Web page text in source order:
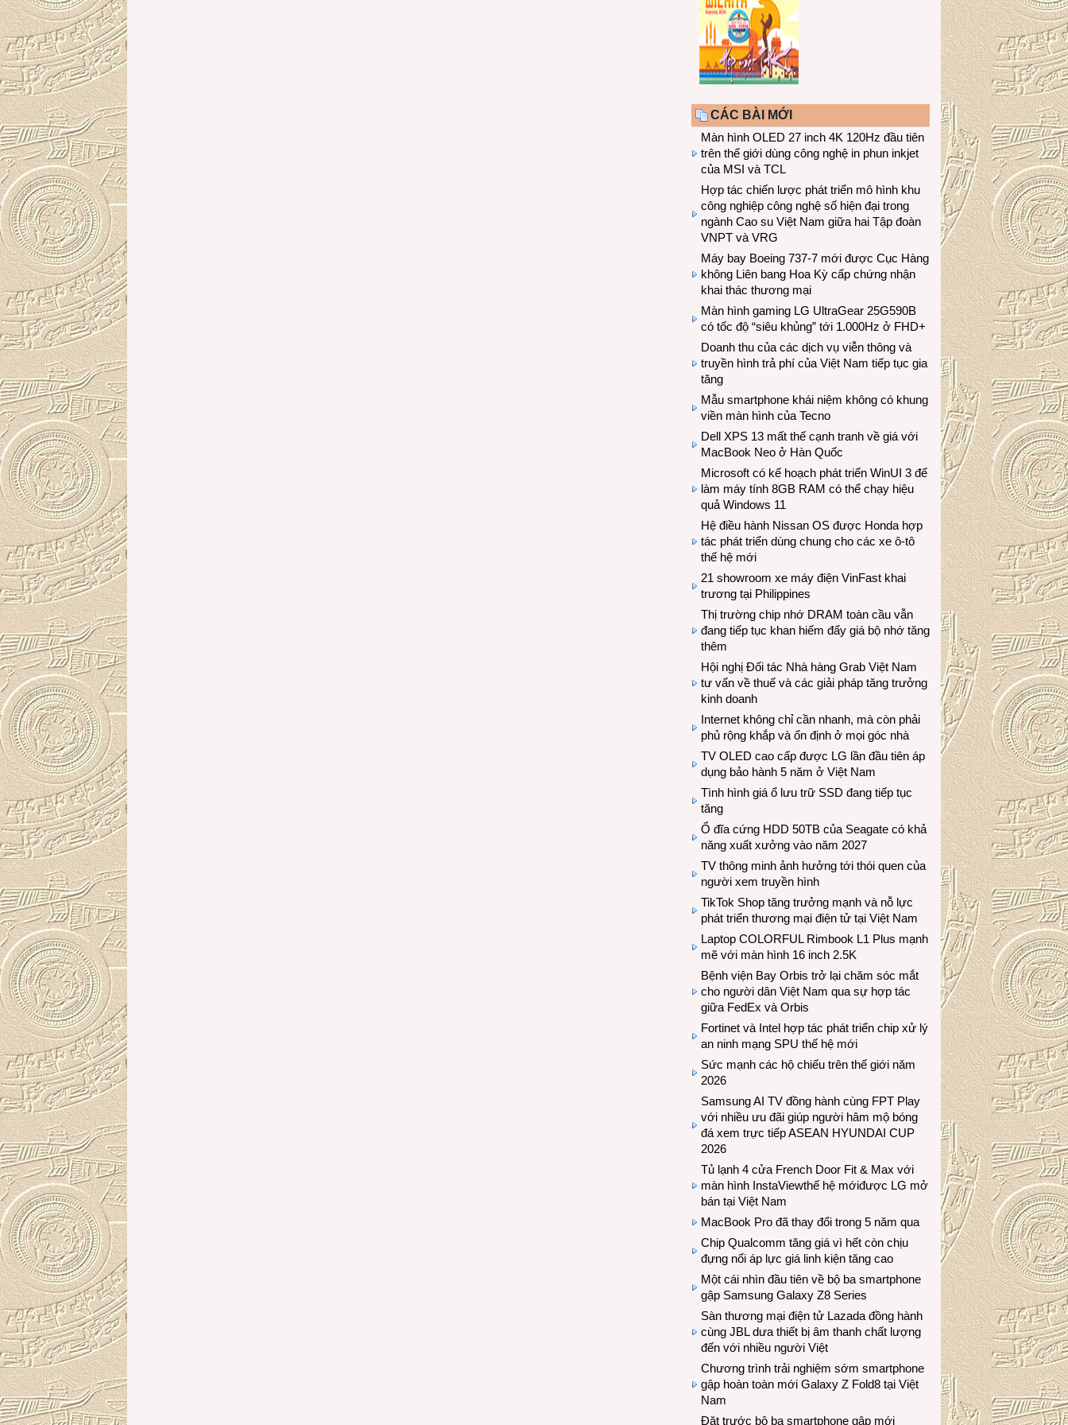
CÁC BÀI MỚI
Màn hình OLED 27 inch 4K 120Hz đầu tiên
trên thế giới dùng công nghệ in phun inkjet
của MSI và TCL
Hợp tác chiến lược phát triển mô hình khu
công nghiệp công nghệ số hiện đại trong
ngành Cao su Việt Nam giữa hai Tập đoàn
VNPT và VRG
Máy bay Boeing 737-7 mới được Cục Hàng
không Liên bang Hoa Kỳ cấp chứng nhận
khai thác thương mại
Màn hình gaming LG UltraGear 25G590B
có tốc độ “siêu khủng” tới 1.000Hz ở FHD+
Doanh thu của các dịch vụ viễn thông và
truyền hình trả phí của Việt Nam tiếp tục gia
tăng
Mẫu smartphone khái niệm không có khung
viền màn hình của Tecno
Dell XPS 13 mất thế cạnh tranh về giá với
MacBook Neo ở Hàn Quốc
Microsoft có kế hoạch phát triển WinUI 3 để
làm máy tính 8GB RAM có thể chạy hiệu
quả Windows 11
Hệ điều hành Nissan OS được Honda hợp
tác phát triển dùng chung cho các xe ô-tô
thế hệ mới
21 showroom xe máy điện VinFast khai
trương tại Philippines
Thị trường chip nhớ DRAM toàn cầu vẫn
đang tiếp tục khan hiếm đẩy giá bộ nhớ tăng
thêm
Hội nghị Đối tác Nhà hàng Grab Việt Nam
tư vấn về thuế và các giải pháp tăng trưởng
kinh doanh
Internet không chỉ cần nhanh, mà còn phải
phủ rộng khắp và ổn định ở mọi góc nhà
TV OLED cao cấp được LG lần đầu tiên áp
dụng bảo hành 5 năm ở Việt Nam
Tình hình giá ổ lưu trữ SSD đang tiếp tục
tăng
Ổ đĩa cứng HDD 50TB của Seagate có khả
năng xuất xưởng vào năm 2027
TV thông minh ảnh hưởng tới thói quen của
người xem truyền hình
TikTok Shop tăng trưởng mạnh và nỗ lực
phát triển thương mại điện tử tại Việt Nam
Laptop COLORFUL Rimbook L1 Plus mạnh
mẽ với màn hình 16 inch 2.5K
Bệnh viện Bay Orbis trở lại chăm sóc mắt
cho người dân Việt Nam qua sự hợp tác
giữa FedEx và Orbis
Fortinet và Intel hợp tác phát triển chip xử lý
an ninh mạng SPU thế hệ mới
Sức mạnh các hộ chiếu trên thế giới năm
2026
Samsung AI TV đồng hành cùng FPT Play
với nhiều ưu đãi giúp người hâm mộ bóng
đá xem trực tiếp ASEAN HYUNDAI CUP
2026
Tủ lạnh 4 cửa French Door Fit & Max với
màn hình InstaViewthế hệ mớiđược LG mở
bán tại Việt Nam
MacBook Pro đã thay đổi trong 5 năm qua
Chip Qualcomm tăng giá vì hết còn chịu
đựng nổi áp lực giá linh kiện tăng cao
Một cái nhìn đầu tiên về bộ ba smartphone
gập Samsung Galaxy Z8 Series
Sàn thương mại điện tử Lazada đồng hành
cùng JBL dưa thiết bị âm thanh chất lượng
đến với nhiều người Việt
Chương trình trải nghiệm sớm smartphone
gập hoàn toàn mới Galaxy Z Fold8 tại Việt
Nam
Đặt trước bộ ba smartphone gập mới